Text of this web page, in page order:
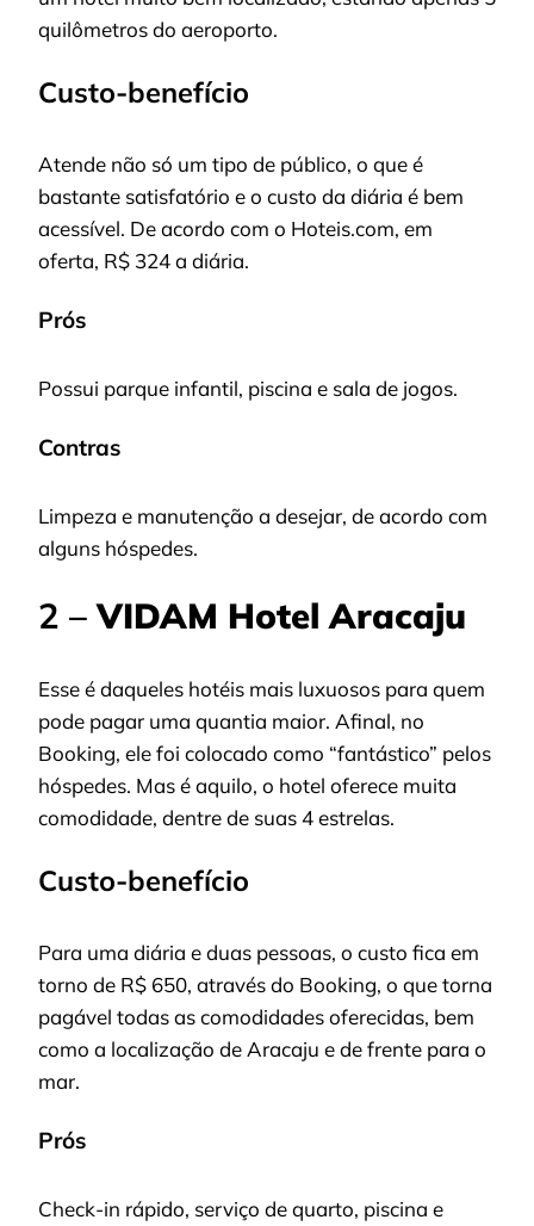
quilômetros do aeroporto.
Custo-benefício
Atende não só um tipo de público, o que é
bastante satisfatório e o custo da diária é bem
acessível. De acordo com o Hoteis.com, em
oferta, R$ 324 a diária.
Prós
Possui parque infantil, piscina e sala de jogos.
Contras
Limpeza e manutenção a desejar, de acordo com
alguns hóspedes.
2 –VIDAM Hotel Aracaju
Esse é daqueles hotéis mais luxuosos para quem
pode pagar uma quantia maior. Afinal, no
Booking, ele foi colocado como “fantástico” pelos
hóspedes. Mas é aquilo, o hotel oferece muita
comodidade, dentre de suas 4 estrelas.
Custo-benefício
Para uma diária e duas pessoas, o custo fica em
torno de R$ 650, através do Booking, o que torna
pagável todas as comodidades oferecidas, bem
como a localização de Aracaju e de frente para o
mar.
Prós
Check-in rápido, serviço de quarto, piscina e